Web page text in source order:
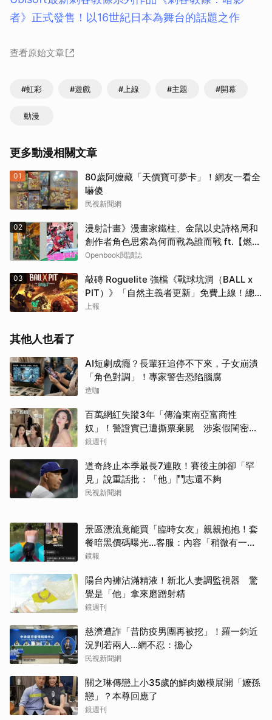
者》正式發售！以16世紀日本為舞台的話題之作
查看原始文章
#虹彩 #遊戲 #上線 #主題 #開幕
動漫
更多動漫相關文章
01
80歲阿嬤藏「天價寶可夢卡」！網友一看全
嚇傻
民視新聞網
02
漫射計畫》漫畫家鐵柱、金鼠以史詩格局和
創作者角色思索為何而戰為誰而戰 ft.【燃燒
熾烈鬥魂】延伸書單
Openbook閱讀誌
03
敲磚 Roguelite 強檔《戰球坑洞（BALL x
PIT）》「自然主義者更新」免費上線！總
銷量突破 200 萬份，遊戲史低 66 折熱銷中
上報
其他人也看了
AI短劇成癮？長輩狂追停不下來，子女崩潰
「角色對調」！專家警告恐陷腦腐
造咖
百萬網紅失蹤3年「傳淪東南亞富商性
奴」！警證實已遭撕票棄屍 涉案假閨密近
況曝光
鏡週刊
道奇終止本季最長7連敗！賽後主帥卻「罕
見」說重話批：「他」鬥志還不夠
民視新聞網
景區漂流竟能買「臨時女友」親親抱抱！套
餐暗黑價碼曝光…客服：內容「稍微有一點
尺度」
鏡報
陽台內褲沾滿精液！新北人妻調監視器 驚
覺是「他」拿來磨蹭射精
鏡週刊
慈濟遭詐「昔防疫男團再被挖」！羅一鈞近
況判若兩人…網不忍：擔心
民視新聞網
關之琳傳戀上小35歲的鮮肉嫩模展開「嬤孫
戀」？本尊回應了
鏡週刊